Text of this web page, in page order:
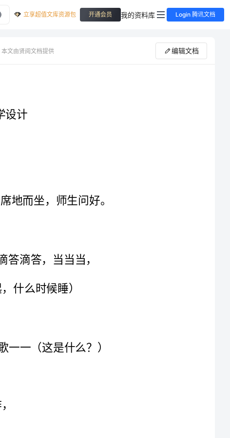
立享超值文库资源包 开通会员 我的资料库 Login 腾讯文档
本文由贤阅文档提供 编辑文档